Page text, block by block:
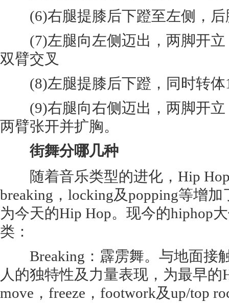
(6)右腿提膝后下蹬至左侧，后
(7)左腿向左侧迈出，两脚开立
双臂交叉
(8)左腿提膝后下蹬，同时转体
(9)右腿向右侧迈出，两脚开立
两臂张开并扩胸。
街舞分哪几种
随着音乐类型的进化，Hip
breaking，locking及popping等增
为今天的Hip Hop。现今的hiphop
类：
Breaking：霹雳舞。与地面接
人的独特性及力量表现，为最早的
move，freeze，footwork及up/top